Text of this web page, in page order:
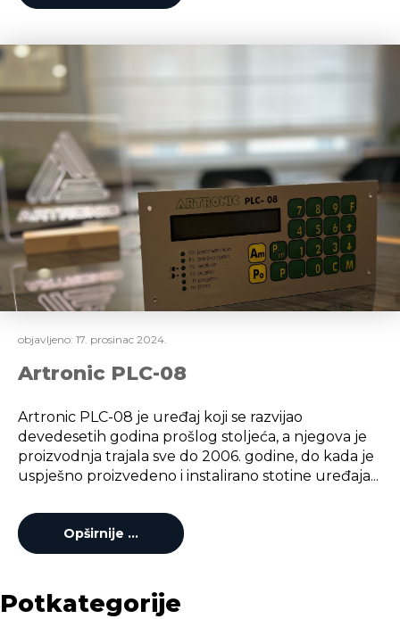
objavljeno: 17. prosinac 2024.
Artronic PLC-08
Artronic PLC-08 je uređaj koji se razvijao
devedesetih godina prošlog stoljeća, a njegova je
proizvodnja trajala sve do 2006. godine, do kada je
uspješno proizvedeno i instalirano stotine uređaja...
Opširnije …
Potkategorije